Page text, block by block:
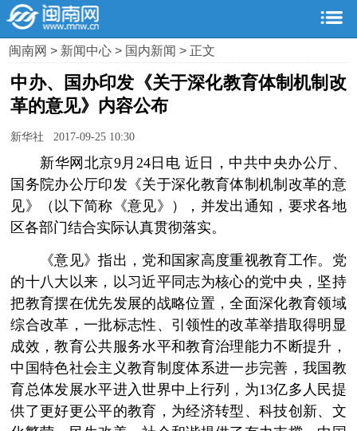
闽南网> 新闻中心> 国内新闻> 正文
中办、国办印发《关于深化教育体制机制改
革的意见》内容公布
新华社 2017-09-25 10:30
新华网北京9月24日电 近日，中共中央办公厅、
国务院办公厅印发《关于深化教育体制机制改革的意
见》（以下简称《意见》），并发出通知，要求各地
区各部门结合实际认真贯彻落实。
《意见》指出，党和国家高度重视教育工作。党
的十八大以来，以习近平同志为核心的党中央，坚持
把教育摆在优先发展的战略位置，全面深化教育领域
综合改革，一批标志性、引领性的改革举措取得明显
成效，教育公共服务水平和教育治理能力不断提升，
中国特色社会主义教育制度体系进一步完善，我国教
育总体发展水平进入世界中上行列，为13亿多人民提
供了更好更公平的教育，为经济转型、科技创新、文